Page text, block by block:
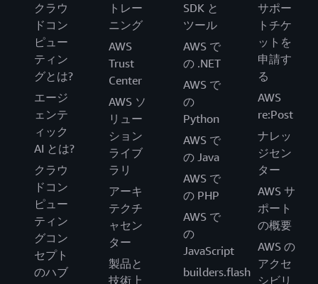
クラウ
ドコン
ピュー
ティン
グとは?
エージ
ェンテ
ィック
AI とは?
クラウ
ドコン
ピュー
ティン
グコン
セプト
のハブ
トレー
ニング
AWS
Trust
Center
AWS ソ
リュー
ション
ライブ
ラリ
アーキ
テクチ
ャセン
ター
製品と
技術上
SDK と
ツール
AWS で
の .NET
AWS で
の
Python
AWS で
の Java
AWS で
の PHP
AWS で
の
JavaScript
builders.flash
サポー
トチケ
ットを
申請す
る
AWS
re:Post
ナレッ
ジセン
ター
AWS サ
ポート
の概要
AWS の
アクセ
シビリ